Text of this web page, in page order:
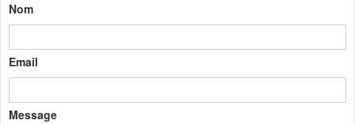
Nom
Email
Message